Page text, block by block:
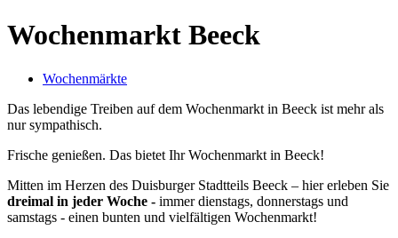
Wochenmarkt Beeck
Wochenmärkte
Das lebendige Treiben auf dem Wochenmarkt in Beeck ist mehr als
nur sympathisch.
Frische genießen. Das bietet Ihr Wochenmarkt in Beeck!
Mitten im Herzen des Duisburger Stadtteils Beeck – hier erleben Sie
dreimal in jeder Woche - immer dienstags, donnerstags und
samstags - einen bunten und vielfältigen Wochenmarkt!